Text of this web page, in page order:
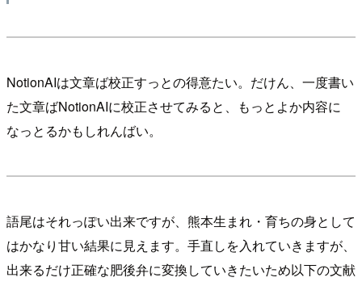
NotionAIは文章ば校正すっとの得意たい。だけん、一度書い
た文章ばNotionAIに校正させてみると、もっとよか内容に
なっとるかもしれんばい。
語尾はそれっぽい出来ですが、熊本生まれ・育ちの身として
はかなり甘い結果に見えます。手直しを入れていきますが、
出来るだけ正確な肥後弁に変換していきたいため以下の文献